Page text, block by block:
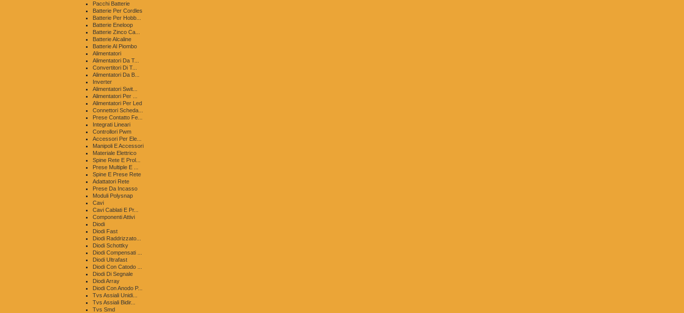
Pacchi Batterie
Batterie Per Cordles
Batterie Per Hobb...
Batterie Eneloop
Batterie Zinco Ca...
Batterie Alcaline
Batterie Al Piombo
Alimentatori
Alimentatori Da T...
Convertitori Di T...
Alimentatori Da B...
Inverter
Alimentatori Swit...
Alimentatori Per ...
Alimentatori Per Led
Connettori Scheda...
Prese Contatto Fe...
Integrati Lineari
Controllori Pwm
Accessori Per Ele...
Manipoli E Accessori
Materiale Elettrico
Spine Rete E Prol...
Prese Multiple E ...
Spine E Prese Rete
Adattatori Rete
Prese Da Incasso
Moduli Polysnap
Cavi
Cavi Cablati E Pr...
Componenti Attivi
Diodi
Diodi Fast
Diodi Raddrizzato...
Diodi Schottky
Diodi Compensati ...
Diodi Ultrafast
Diodi Con Catodo ...
Diodi Di Segnale
Diodi Array
Diodi Con Anodo P...
Tvs Assiali Unidi...
Tvs Assiali Bidir...
Tvs Smd